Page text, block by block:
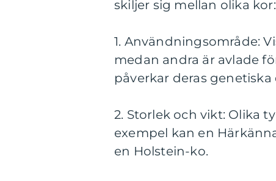
skiljer sig mellan olika kor:
1. Användningsområde:
medan andra är avlade
påverkar deras
2. Storlek och vikt: Olika
exempel kan en
en Holstein-ko.